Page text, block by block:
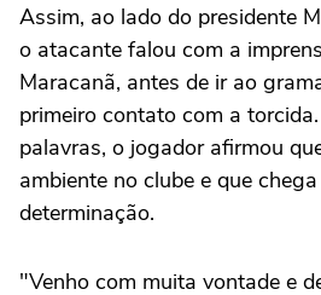
Assim, ao lado do presidente
o atacante falou com a
Maracanã, antes de ir ao
primeiro contato com a
palavras, o jogador afirmou
ambiente no clube e que
determinação.
"Venho com muita vontade e